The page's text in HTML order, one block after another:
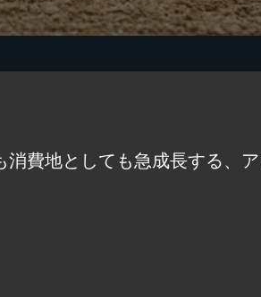
費地としても急成長する、